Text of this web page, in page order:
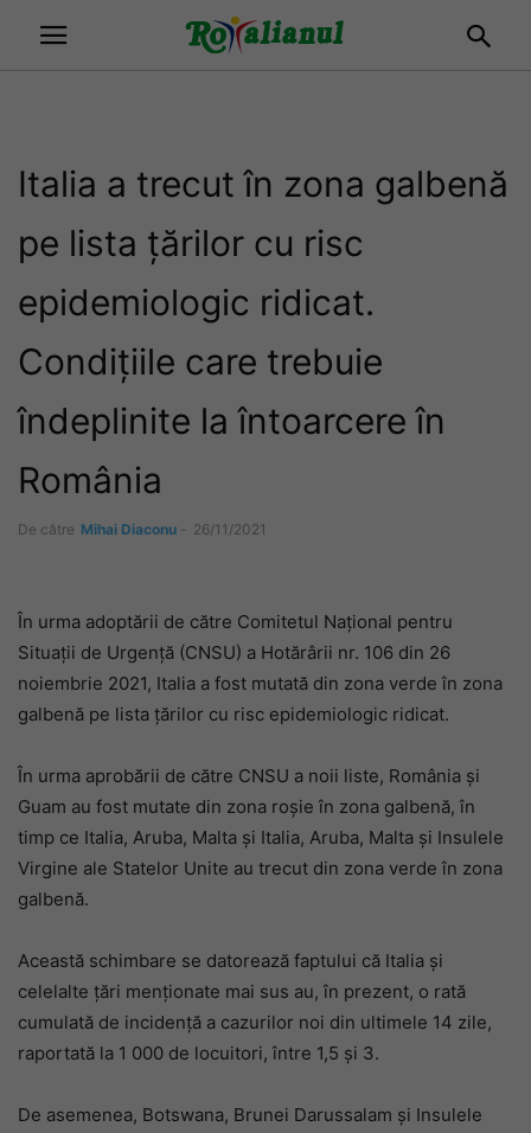
Italia a trecut în zona galbenă
pe lista țărilor cu risc
epidemiologic ridicat.
Condițiile care trebuie
îndeplinite la întoarcere în
România
De către Mihai Diaconu - 26/11/2021
În urma adoptării de către Comitetul Naţional pentru
Situaţii de Urgenţă (CNSU) a Hotărârii nr. 106 din 26
noiembrie 2021, Italia a fost mutată din zona verde în zona
galbenă pe lista țărilor cu risc epidemiologic ridicat.
În urma aprobării de către CNSU a noii liste, România și
Guam au fost mutate din zona roșie în zona galbenă, în
timp ce Italia, Aruba, Malta și Italia, Aruba, Malta și Insulele
Virgine ale Statelor Unite au trecut din zona verde în zona
galbenă.
Această schimbare se datorează faptului că Italia și
celelalte țări menționate mai sus au, în prezent, o rată
cumulată de incidență a cazurilor noi din ultimele 14 zile,
raportată la 1 000 de locuitori, între 1,5 și 3.
De asemenea, Botswana, Brunei Darussalam și Insulele